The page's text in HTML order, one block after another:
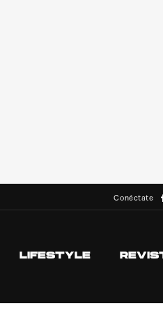
Conéctate
LIFESTYLE